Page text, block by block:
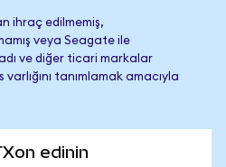
ihraç edilmemiş,
veya Seagate ile
ve diğer ticari markalar
tanımlamak amacıyla
edinin